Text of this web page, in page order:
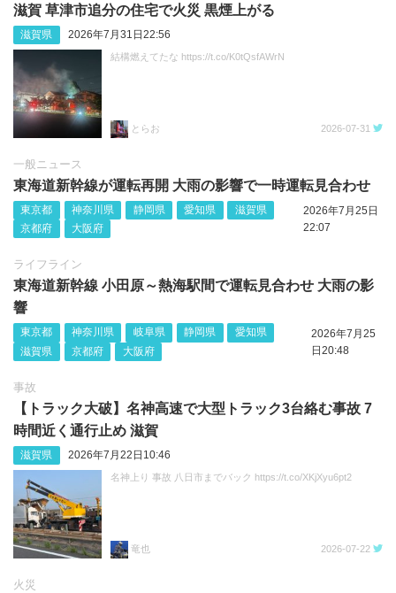
滋賀 草津市追分の住宅で火災 黒煙上がる
滋賀県 2026年7月31日22:56
結構燃えてたな https://t.co/K0tQsfAWrN
とらお 2026-07-31
一般ニュース
東海道新幹線が運転再開 大雨の影響で一時運転見合わせ
東京都 神奈川県 静岡県 愛知県
滋賀県
京都府
大阪府
2026年7月25日
22:07
ライフライン
東海道新幹線 小田原～熱海駅間で運転見合わせ 大雨の影
響
東京都 神奈川県 岐阜県 静岡県
愛知県
滋賀県
京都府 大阪府
2026年7月25
日20:48
事故
【トラック大破】名神高速で大型トラック3台絡む事故 7
時間近く通行止め 滋賀
滋賀県 2026年7月22日10:46
名神上り 事故 八日市までバック https://t.co/XKjXyu6pt2
竜也 2026-07-22
火災